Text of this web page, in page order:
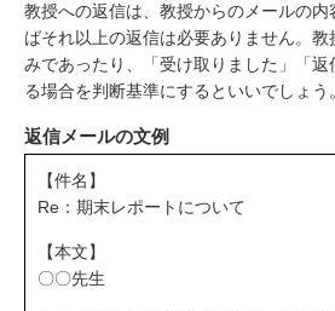
教授への返信は、教授からのメールの
ばそれ以上の返信は必要ありません。
みであったり、「受け取りました」「
る場合を判断基準にするといいでしょう。
返信メールの文例
【件名】
Re：期末レポートについて
【本文】
〇〇先生